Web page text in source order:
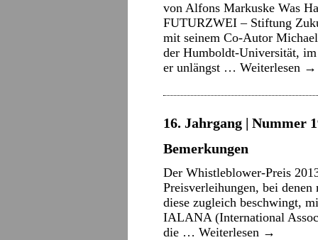
von Alfons Markuske Was
FUTURZWEI – Stiftung
mit seinem Co-Autor
der Humboldt-Universität,
er unlängst … Weiterlesen →
16. Jahrgang | Nummer
Bemerkungen
Der Whistleblower-Preis
Preisverleihungen, bei
diese zugleich beschwingt,
IALANA (International
die … Weiterlesen →